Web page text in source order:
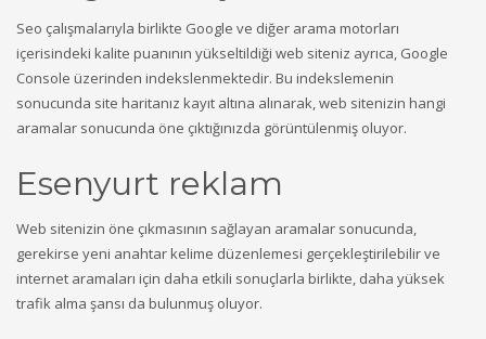
Seo çalışmalarıyla birlikte Google ve diğer arama motorları
içerisindeki kalite puanının yükseltildiği web siteniz ayrıca, Google
Console üzerinden indekslenmektedir. Bu indekslemenin
sonucunda site haritanız kayıt altına alınarak, web sitenizin hangi
aramalar sonucunda öne çıktığınızda görüntülenmiş oluyor.
Esenyurt reklam
Web sitenizin öne çıkmasının sağlayan aramalar sonucunda,
gerekirse yeni anahtar kelime düzenlemesi gerçekleştirilebilir ve
internet aramaları için daha etkili sonuçlarla birlikte, daha yüksek
trafik alma şansı da bulunmuş oluyor.